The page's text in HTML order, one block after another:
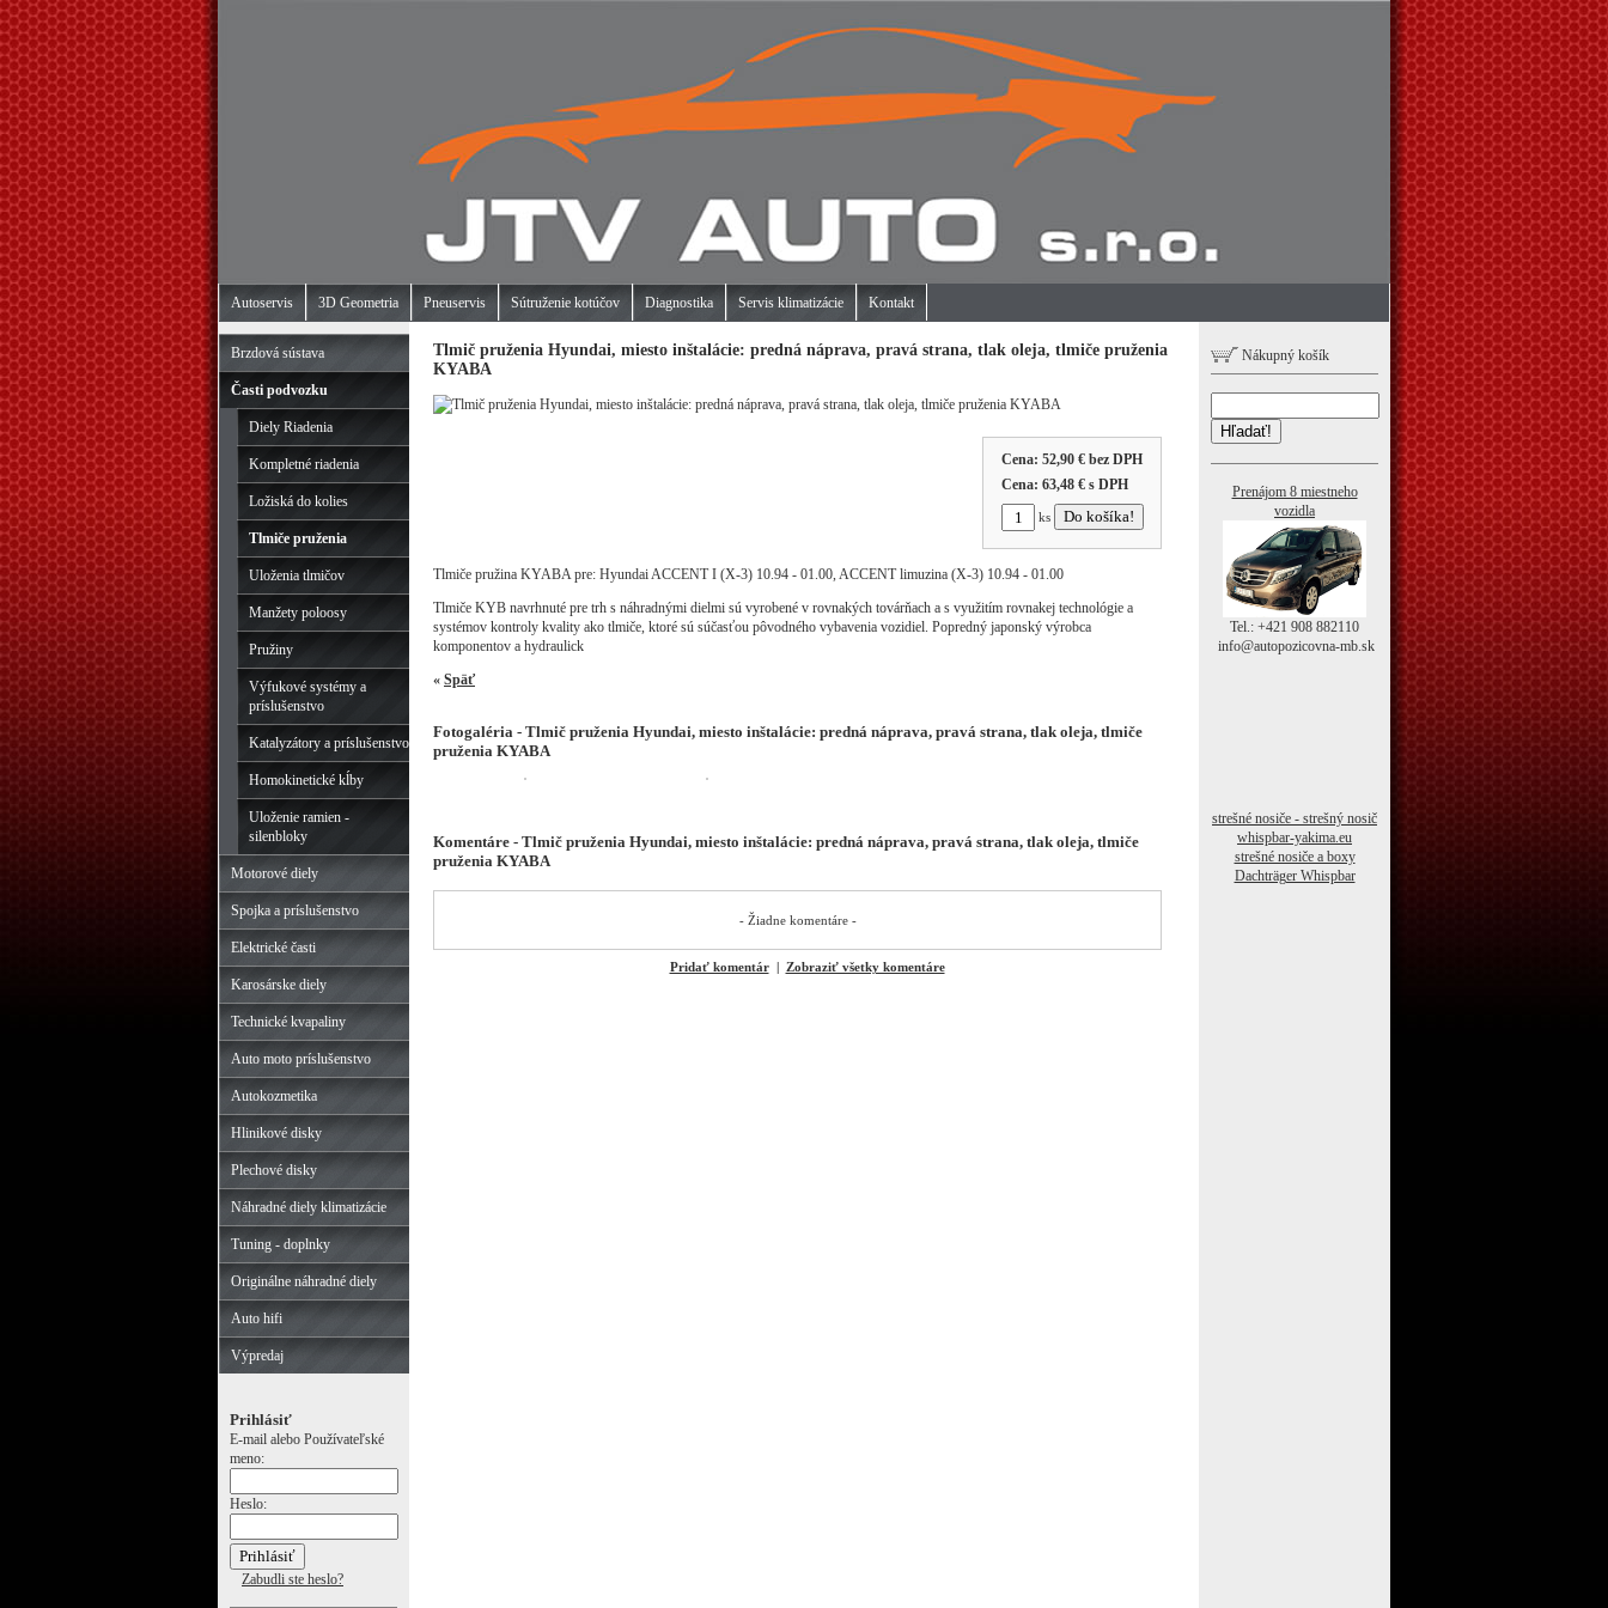
Autoservis 3D Geometria Pneuservis Sútruženie kotúčov Diagnostika Servis klimatizácie Kontakt
Brzdová sústava
Časti podvozku
Diely Riadenia
Kompletné riadenia
Ložiská do kolies
Tlmiče pruženia
Uloženia tlmičov
Manžety poloosy
Pružiny
Výfukové systémy a
príslušenstvo
Katalyzátory a príslušenstvo
Homokinetické kĺby
Uloženie ramien -
silenbloky
Motorové diely
Spojka a príslušenstvo
Elektrické časti
Karosárske diely
Technické kvapaliny
Auto moto príslušenstvo
Autokozmetika
Hlinikové disky
Plechové disky
Náhradné diely klimatizácie
Tuning - doplnky
Originálne náhradné diely
Auto hifi
Výpredaj
Prihlásiť
E-mail alebo Používateľské
meno:
Heslo:
Zabudli ste heslo?
Tlmič pruženia Hyundai, miesto inštalácie: predná náprava, pravá strana, tlak oleja, tlmiče pruženia
KYABA
Cena: 52,90 €bez DPH
Cena: 63,48 €s DPH
ks
Tlmiče pružina KYABA pre: Hyundai ACCENT I (X-3) 10.94 - 01.00, ACCENT limuzina (X-3) 10.94 - 01.00
Tlmiče KYB navrhnuté pre trh s náhradnými dielmi sú vyrobené v rovnakých továrňach a s využitím rovnakej technológie a
systémov kontroly kvality ako tlmiče, ktoré sú súčasťou pôvodného vybavenia vozidiel. Popredný japonský výrobca
komponentov a hydraulick
« Späť
Fotogaléria - Tlmič pruženia Hyundai, miesto inštalácie: predná náprava, pravá strana, tlak oleja, tlmiče
pruženia KYABA
Komentáre - Tlmič pruženia Hyundai, miesto inštalácie: predná náprava, pravá strana, tlak oleja, tlmiče
pruženia KYABA
- Žiadne komentáre -
Pridať komentár| Zobraziť všetky komentáre
Nákupný košík
Hľadať!
Prenájom 8 miestneho
vozidla
Tel.: +421 908 882110
info@autopozicovna-mb.sk
strešné nosiče - strešný nosič
whispbar-yakima.eu
strešné nosiče a boxy
Dachträger Whispbar